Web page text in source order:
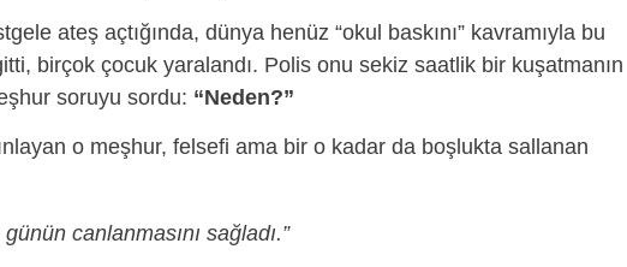
ateş açtığında, dünya henüz “okul baskını” kavramıyla bu
birçok çocuk yaralandı. Polis onu sekiz saatlik bir kuşatmanın
soruyu sordu: “Neden?”
o meşhur, felsefi ama bir o kadar da boşlukta sallanan
canlanmasını sağladı.”